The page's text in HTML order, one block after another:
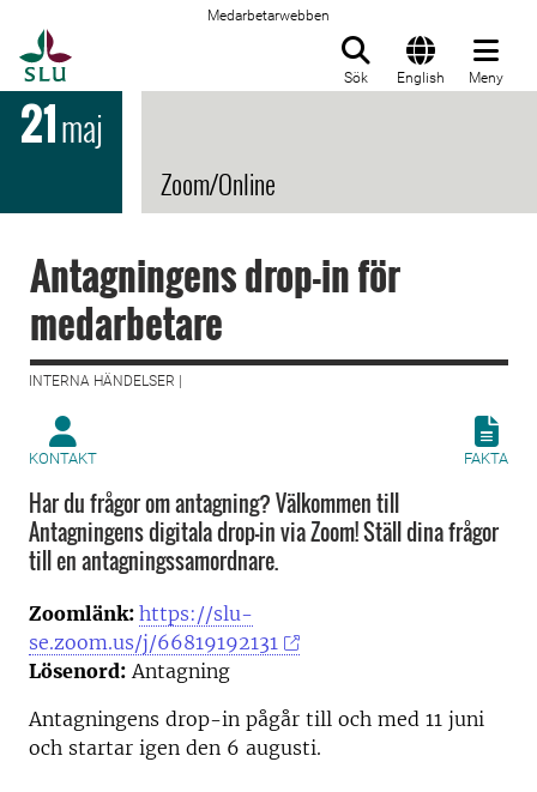
Medarbetarwebben
Sök English Meny
21maj
Zoom/Online
Antagningens drop-in för
medarbetare
INTERNA HÄNDELSER |
KONTAKT FAKTA
Har du frågor om antagning? Välkommen till
Antagningens digitala drop-in via Zoom! Ställ dina frågor
till en antagningssamordnare.
Zoomlänk: https://slu-
se.zoom.us/j/66819192131
Lösenord: Antagning
Antagningens drop-in pågår till och med 11 juni
och startar igen den 6 augusti.